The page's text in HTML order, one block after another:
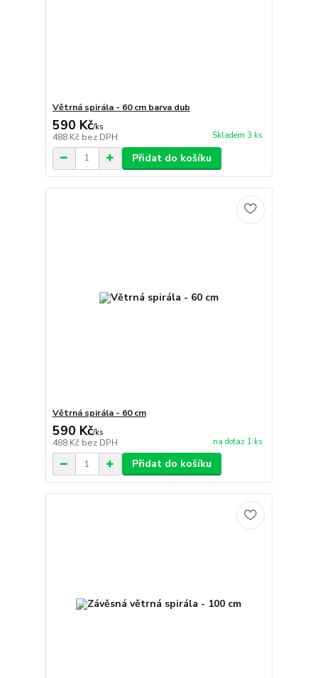
Větrná spirála - 60 cm barva dub
590 Kč/ks
488 Kč bez DPH Skladem 3 ks
Přidat do košíku
Větrná spirála - 60 cm
590 Kč/ks
488 Kč bez DPH na dotaz 1 ks
Přidat do košíku